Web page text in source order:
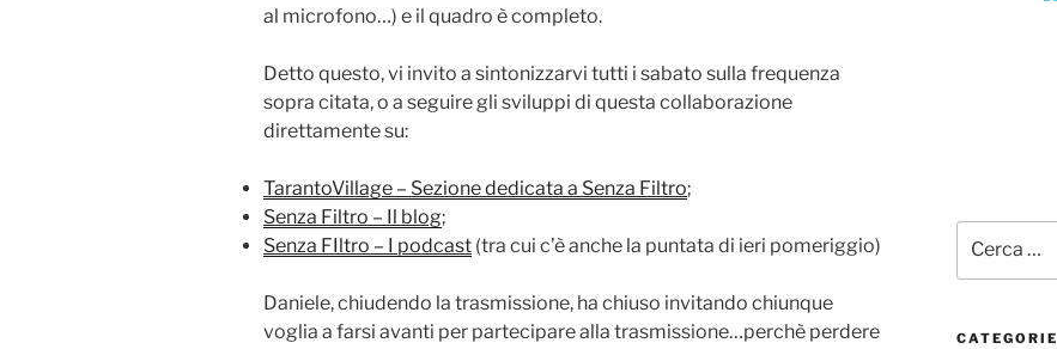
al microfono…) e il quadro è completo.
Detto questo, vi invito a sintonizzarvi tutti i sabato sulla frequenza
sopra citata, o a seguire gli sviluppi di questa collaborazione
direttamente su:
TarantoVillage – Sezione dedicata a Senza Filtro;
Senza Filtro – Il blog;
Senza FIltro – I podcast (tra cui c’è anche la puntata di ieri pomeriggio)
Daniele, chiudendo la trasmissione, ha chiuso invitando chiunque
voglia a farsi avanti per partecipare alla trasmissione…perchè perdere
CATEGORIE